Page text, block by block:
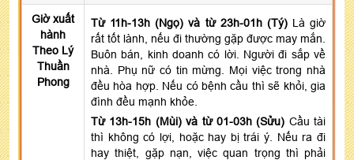
Giờ xuất
hành
Theo Lý
Thuần
Phong
Từ 11h-13h (Ngọ) và từ 23h-01h (Tý) Là giờ
rất tốt lành, nếu đi thường gặp được may mắn.
Buôn bán, kinh doanh có lời. Người đi sắp về
nhà. Phụ nữ có tin mừng. Mọi việc trong nhà
đều hòa hợp. Nếu có bệnh cầu thì sẽ khỏi, gia
đình đều mạnh khỏe.
Từ 13h-15h (Mùi) và từ 01-03h (Sửu) Cầu tài
thì không có lợi, hoặc hay bị trái ý. Nếu ra đi
hay thiệt, gặp nạn, việc quan trọng thì phải